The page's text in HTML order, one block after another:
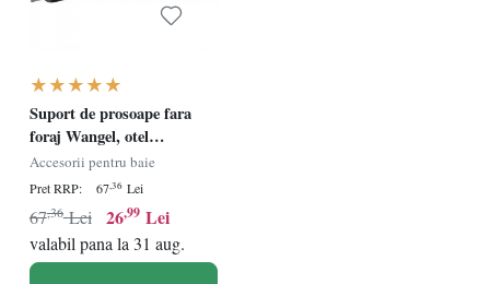
Suport de prosoape fara
foraj Wangel, otel
inoxidabil, negru/argintiu,
52,8 cm
Accesorii pentru baie
Pret RRP: 67,36 Lei
26,99 Lei
67,36 Lei
valabil pana la 31 aug.